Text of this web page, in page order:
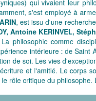
qui vivaient leur
s'est employé à
, est issu d'une
Antoine KERINVEL,
La philosophie comme
intérieure : de Saint
de soi. Les vies
et l'amitié. Le corps
rôle critique du